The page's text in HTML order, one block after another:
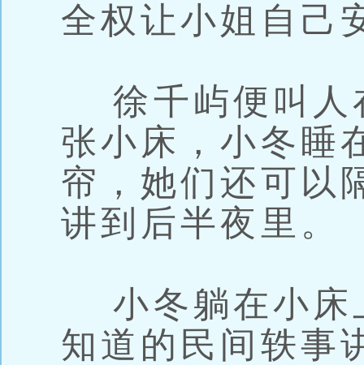
全权让小姐自己
徐千屿便叫人
张小床，小冬睡
帘，她们还可以
讲到后半夜里。
小冬躺在小床
知道的民间轶事